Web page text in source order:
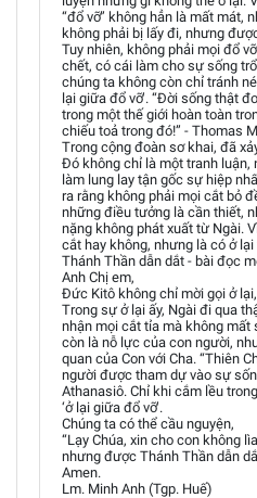
“đổ vỡ” không hẳn là mất mát,
không phải bị lấy đi, nhưng
Tuy nhiên, không phải mọi đổ
chết, có cái làm cho sự sống
chúng ta không còn chỉ tránh
lại giữa đổ vỡ’. “Đời sống thật
trong một thế giới hoàn toàn
chiếu toả trong đó!” - Thomas
Trong cộng đoàn sơ khai, đã
Đó không chỉ là một tranh luận,
làm lung lay tận gốc sự hiệp
ra rằng không phải mọi cắt bỏ
những điều tưởng là cần thiết,
nặng không phát xuất từ Ngài.
cắt hay không, nhưng là có ở
Thánh Thần dẫn dắt - bài đọc
Anh Chị em,
Đức Kitô không chỉ mời gọi ở
Trong sự ở lại ấy, Ngài đi qua
nhận mọi cắt tỉa mà không mất
còn là nỗ lực của con người,
quan của Con với Cha. “Thiên
người được tham dự vào sự
Athanasiô. Chỉ khi cắm lều
‘ở lại giữa đổ vỡ’.
Chúng ta có thể cầu nguyện,
“Lạy Chúa, xin cho con không
nhưng được Thánh Thần dẫn
Amen.
Lm. Minh Anh (Tgp. Huế)